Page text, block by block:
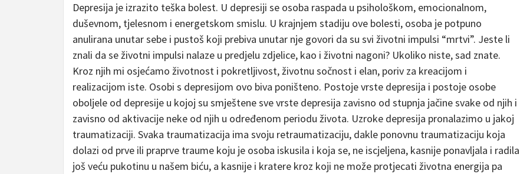
Depresija je izrazito teška bolest. U depresiji se osoba raspada u psihološkom, emocionalnom,
duševnom, tjelesnom i energetskom smislu. U krajnjem stadiju ove bolesti, osoba je potpuno
anulirana unutar sebe i pustoš koji prebiva unutar nje govori da su svi životni impulsi “mrtvi”. Jeste li
znali da se životni impulsi nalaze u predjelu zdjelice, kao i životni nagoni? Ukoliko niste, sad znate.
Kroz njih mi osjećamo životnost i pokretljivost, životnu sočnost i elan, poriv za kreacijom i
realizacijom iste. Osobi s depresijom ovo biva poništeno. Postoje vrste depresija i postoje osobe
oboljele od depresije u kojoj su smještene sve vrste depresija zavisno od stupnja jačine svake od njih i
zavisno od aktivacije neke od njih u određenom periodu života. Uzroke depresija pronalazimo u jakoj
traumatizaciji. Svaka traumatizacija ima svoju retraumatizaciju, dakle ponovnu traumatizaciju koja
dolazi od prve ili praprve traume koju je osoba iskusila i koja se, ne iscjeljena, kasnije ponavljala i radila
još veću pukotinu u našem biću, a kasnije i kratere kroz koji ne može protjecati životna energija pa